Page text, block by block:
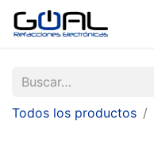
Todos los productos